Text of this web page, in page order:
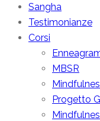
Sangha
Testimonianze
Corsi
MBSR
Progetto